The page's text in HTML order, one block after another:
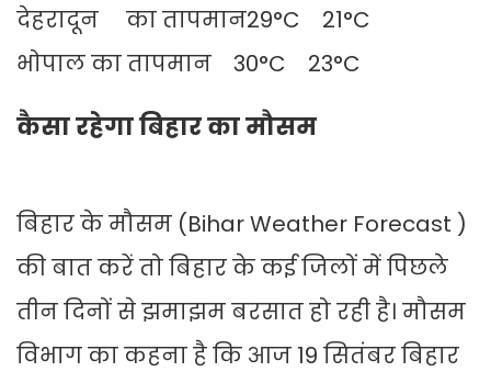
देहरादून का तापमान29°C 21°C
भोपाल का तापमान 30°C 23°C
कैसा रहेगा बिहार का मौसम
बिहार के मौसम (Bihar Weather Forecast )
की बात करें तो बिहार के कई जिलों में पिछले
तीन दिनों से झमाझम बरसात हो रही है। मौसम
विभाग का कहना है कि आज 19 सितंबर बिहार